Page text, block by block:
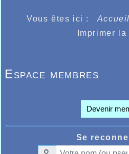
Vous êtes ici : Accueil
Imprimer
Espace membres
Devenir
Se